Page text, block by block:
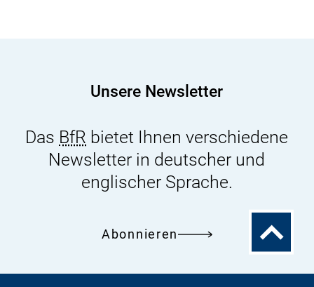
Nanotechnologie
Lebensmitteln
und
noch
Unsere Newsletter
Das BfR bietet Ihnen verschiedene
Newsletter in deutscher und
englischer Sprache.
Abonnieren
Zum